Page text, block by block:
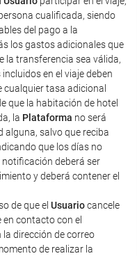
cualificada, siendo
del pago a la
los gastos adicionales que
la transferencia sea válida,
en el viaje deben
cualquier tasa adicional
que la habitación de hotel
la Plataforma no será
alguna, salvo que reciba
que los días no
deberá ser
y deberá contener el
de que el Usuariocancele
contacto con el
dirección de correo
de realizar la